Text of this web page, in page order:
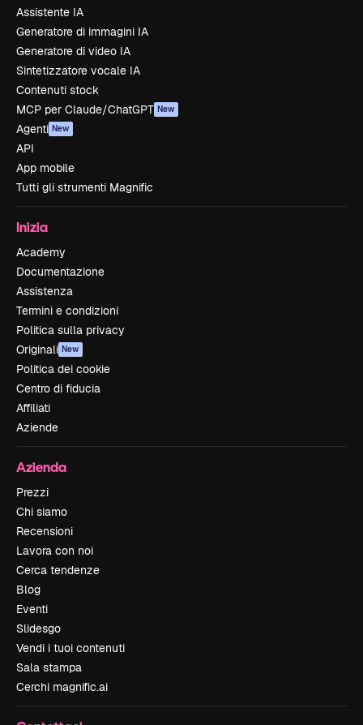
Assistente IA
Generatore di immagini IA
Generatore di video IA
Sintetizzatore vocale IA
Contenuti stock
MCP per Claude/ChatGPT New
Agenti New
API
App mobile
Tutti gli strumenti Magnific
Inizia
Academy
Documentazione
Assistenza
Termini e condizioni
Politica sulla privacy
Originali New
Politica dei cookie
Centro di fiducia
Affiliati
Aziende
Azienda
Prezzi
Chi siamo
Recensioni
Lavora con noi
Cerca tendenze
Blog
Eventi
Slidesgo
Vendi i tuoi contenuti
Sala stampa
Cerchi magnific.ai